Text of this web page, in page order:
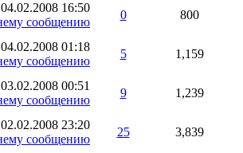
04.02.2008 16:50
0 800
04.02.2008 01:18
5 1,159
03.02.2008 00:51
9 1,239
02.02.2008 23:20
25 3,839